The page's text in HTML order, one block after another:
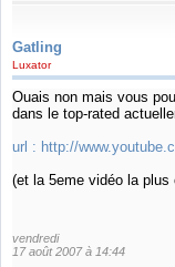
Gatling
Luxator
Ouais non mais vous
dans le top-rated
url : http://
(et la 5eme vidéo la plus
vendredi
17 août 2007 à 14:44